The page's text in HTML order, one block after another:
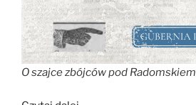
O szajce zbójców pod Radomskiem